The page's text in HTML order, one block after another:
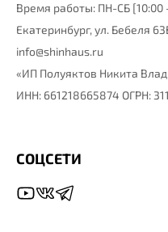
Время работы: ПН-СБ [10:00
Екатеринбург, ул. Бебеля
info@shinhaus.ru
«ИП Полуяктов Никита
ИНН: 661218665874 ОГРН:
СОЦСЕТИ